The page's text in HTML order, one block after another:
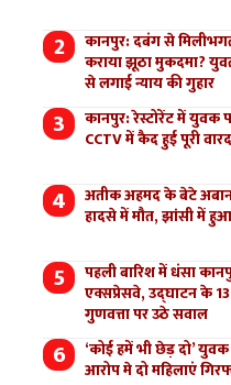
कानपुर: दबंग से
कराया झूठा मुकदमा?
से लगाई न्याय की गुहार
कानपुर: रेस्टोरेंट में युवक
CCTV में कैद हुई पूरी
अतीक अहमद के बेटे
हादसे में मौत, झांसी में
पहली बारिश में धंसा
एक्सप्रेसवे, उद्घाटन के 13
गुणवत्ता पर उठे सवाल
‘कोई हमें भी छेड़ दो’
आरोप मे दो महिलाएं